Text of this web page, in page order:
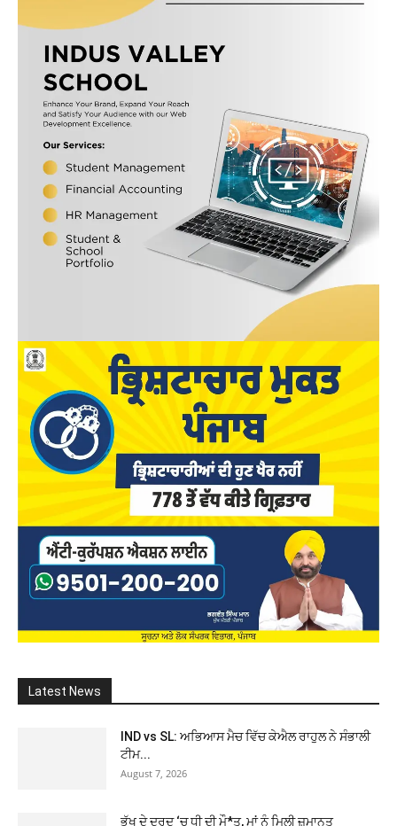
Latest News
IND vs SL: ਅਭਿਆਸ ਮੈਚ ਵਿੱਚ ਕੇਐਲ ਰਾਹੁਲ ਨੇ ਸੰਭਾਲੀ
ਟੀਮ...
August 7, 2026
ਭੁੱਖ ਦੇ ਦਰਦ ‘ਚ ਧੀ ਦੀ ਮੌ*ਤ, ਮਾਂ ਨੂੰ ਮਿਲੀ ਜ਼ਮਾਨਤ